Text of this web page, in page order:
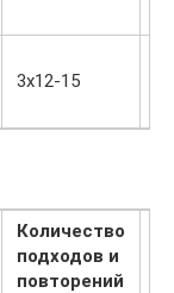
3х12-15
Количество
подходов и
повторений